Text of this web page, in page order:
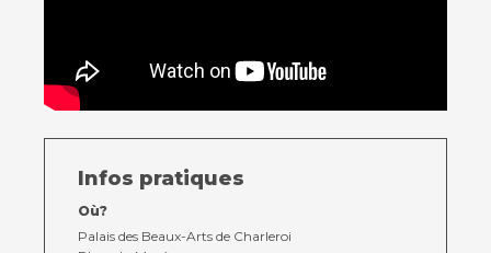
Infos pratiques
Où?
Palais des Beaux-Arts de Charleroi